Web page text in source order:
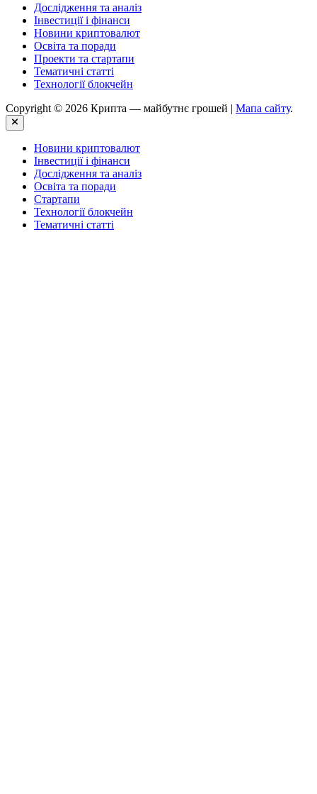
Дослідження та аналіз
Інвестиції і фінанси
Новини криптовалют
Освіта та поради
Проекти та стартапи
Тематичні статті
Технології блокчейн
Copyright © 2026 Крипта — майбутнє грошей | Мапа сайту.
Close
Новини криптовалют
Інвестиції і фінанси
Дослідження та аналіз
Освіта та поради
Стартапи
Технології блокчейн
Тематичні статті